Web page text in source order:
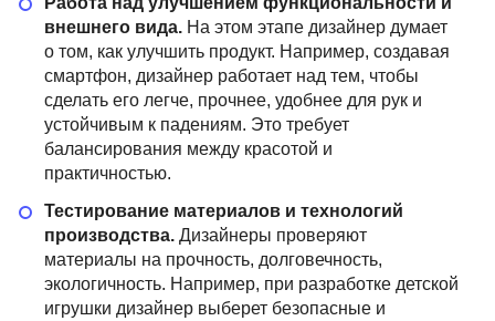
внешнего вида. На этом этапе дизайнер думает
о том, как улучшить продукт. Например, создавая
смартфон, дизайнер работает над тем, чтобы
сделать его легче, прочнее, удобнее для рук и
устойчивым к падениям. Это требует
балансирования между красотой и
практичностью.
Тестирование материалов и технологий
производства. Дизайнеры проверяют
материалы на прочность, долговечность,
экологичность. Например, при разработке детской
игрушки дизайнер выберет безопасные и